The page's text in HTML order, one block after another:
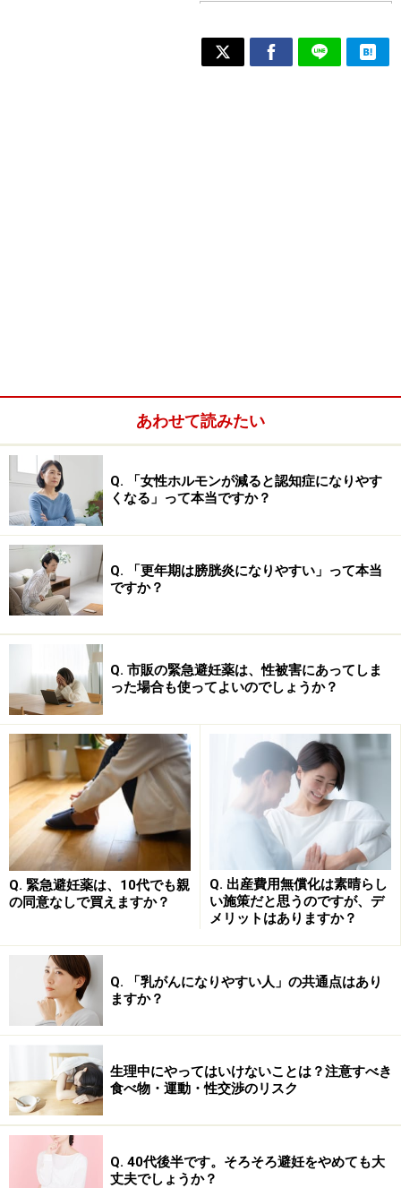
あわせて読みたい
Q. 「女性ホルモンが減ると認知症になりやす
くなる」って本当ですか？
Q. 「更年期は膀胱炎になりやすい」って本当
ですか？
Q. 市販の緊急避妊薬は、性被害にあってしま
った場合も使ってよいのでしょうか？
Q. 緊急避妊薬は、10代でも親
の同意なしで買えますか？
Q. 出産費用無償化は素晴らし
い施策だと思うのですが、デ
メリットはありますか？
Q. 「乳がんになりやすい人」の共通点はあり
ますか？
生理中にやってはいけないことは？注意すべき
食べ物・運動・性交渉のリスク
Q. 40代後半です。そろそろ避妊をやめても大
丈夫でしょうか？